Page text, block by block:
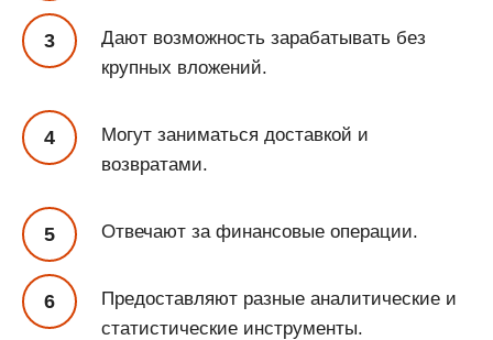
Дают возможность зарабатывать без
крупных вложений.
Могут заниматься доставкой и
возвратами.
Отвечают за финансовые операции.
Предоставляют разные аналитические и
статистические инструменты.